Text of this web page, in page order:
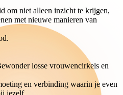
om niet alleen inzicht te krijgen,
met nieuwe manieren van
losse vrouwencirkels en
en verbinding waarin je even